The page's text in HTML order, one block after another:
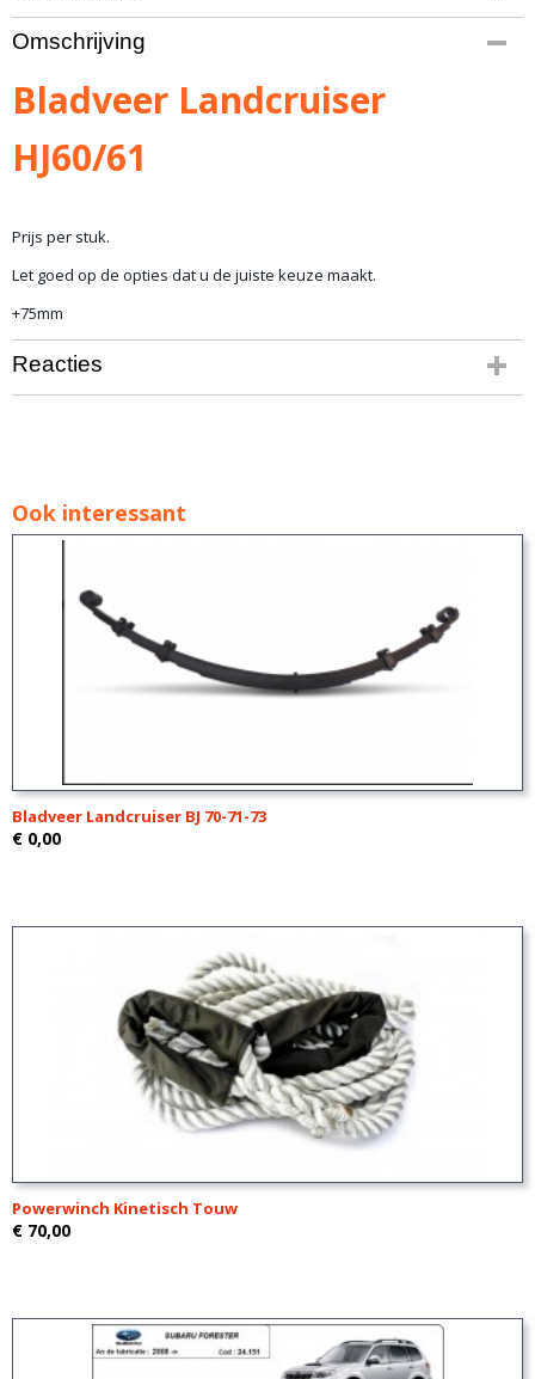
Bruto gewicht
31,00 Kg
Omschrijving
Bladveer Landcruiser
HJ60/61
Prijs per stuk.
Let goed op de opties dat u de juiste keuze maakt.
+75mm
Reacties
Ook interessant
Bladveer Landcruiser BJ 70-71-73
€ 0,00
Powerwinch Kinetisch Touw
€ 70,00